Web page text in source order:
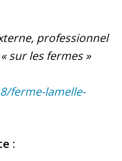
professionnel
sur les fermes »
ferme-lamelle-
: